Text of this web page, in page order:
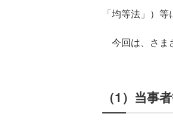
「均等法」）
今回は、さま
（1）当事